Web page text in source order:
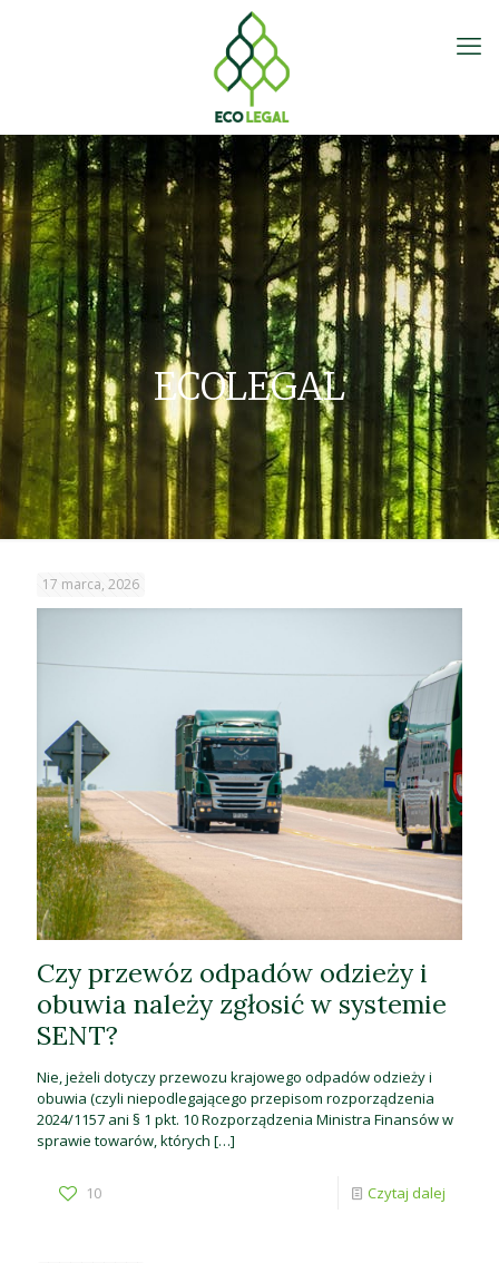
ECOLEGAL
17 marca, 2026
Czy przewóz odpadów odzieży i
obuwia należy zgłosić w systemie
SENT?
Nie, jeżeli dotyczy przewozu krajowego odpadów odzieży i
obuwia (czyli niepodlegającego przepisom rozporządzenia
2024/1157 ani § 1 pkt. 10 Rozporządzenia Ministra Finansów w
sprawie towarów, których […]
10 Czytaj dalej